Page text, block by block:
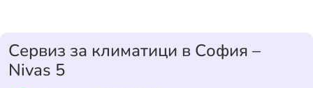
Сервиз за климатици в София –
Nivas 5